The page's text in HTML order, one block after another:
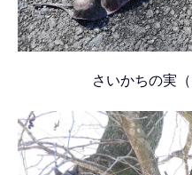
さいかちの実